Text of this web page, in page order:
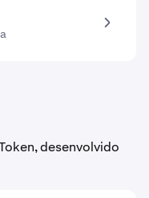
desenvolvido